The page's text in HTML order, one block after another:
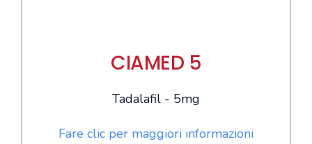
CIAMED 5
Tadalafil - 5mg
Fare clic per maggiori informazioni